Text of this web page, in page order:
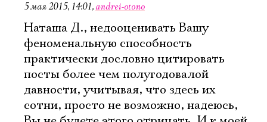
5 мая 2015, 14:01, andrei-otono
Наташа Д., недооценивать Вашу
феноменальную способность
практически дословно цитировать
посты более чем полугодовалой
давности, учитывая, что здесь их
сотни, просто не возможно, надеюсь,